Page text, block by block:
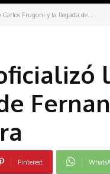
Frugoni y la llegada de...
Pinterest